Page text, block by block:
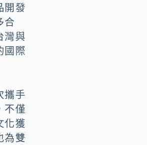
開發
合
灣與
國際
攜手
不僅
化獲
為雙